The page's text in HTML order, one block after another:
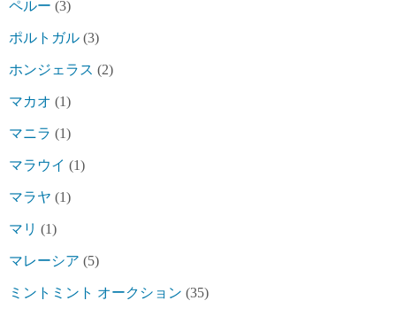
ペルー (3)
ポルトガル (3)
ホンジェラス (2)
マカオ (1)
マニラ (1)
マラウイ (1)
マラヤ (1)
マリ (1)
マレーシア (5)
ミントミント オークション (35)